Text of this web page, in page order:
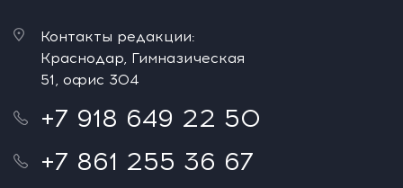
Контакты редакции:
Краснодар, Гимназическая
51, офис 304
+7 918 649 22 50
+7 861 255 36 67